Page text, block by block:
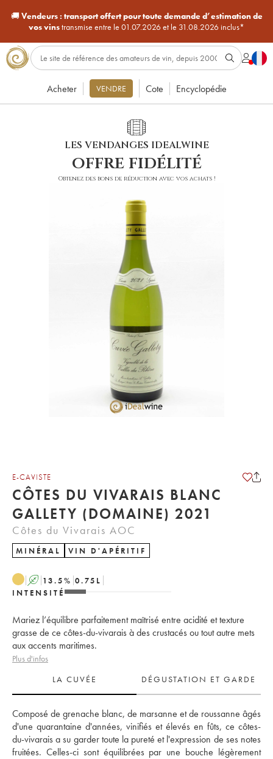
🚚Vendeurs : transport offert pour toute demande d’estimation de
vos vinstransmise entre le 01.07.2026 et le 31.08.2026 inclus*
Acheter VENDRE Cote Encyclopédie
LES VENDANGES IDEALWINE
offre fidélité
Obtenez des bons de réduction avec vos achats !
E-CAVISTE
CÔTES DU VIVARAIS BLANC
GALLETY (DOMAINE) 2021
Côtes du Vivarais AOC
MINÉRAL VIN D'APÉRITIF
A 13.5% 0.75 L
INTENSITÉ
Mariez l’équilibre parfaitement maîtrisé entre acidité et texture
grasse de ce côtes-du-vivarais à des crustacés ou tout autre mets
aux accents maritimes.
Plus d'infos
LA CUVÉE
DÉGUSTATION ET GARDE
Composé de grenache blanc, de marsanne et de roussanne âgés
d'une quarantaine d'années, vinifiés et élevés en fûts, ce côtes-
du-vivarais a su garder toute la pureté et l'expression de ses notes
fruitées. Celles-ci sont équilibrées par une bouche légèrement